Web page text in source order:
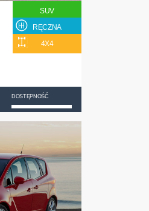
SUV
RĘCZNA
4X4
DOSTĘPNOŚĆ